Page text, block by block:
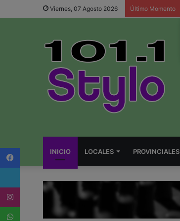
Viernes, 07 Agosto 2026 Último Momento
INICIO LOCALES PROVINCIALES
Twitter
Instagram